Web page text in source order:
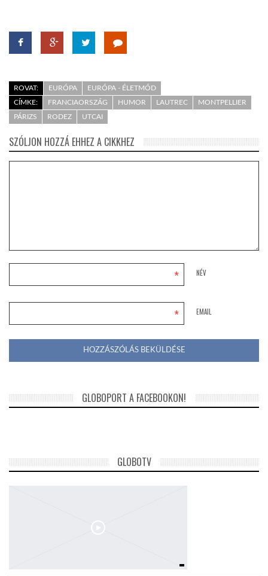
ROVAT: EURÓPA
EURÓPA - ÉLETMÓD
CÍMKE:
FRANCIAORSZÁG HUMOR LAUTREC
MONTPELLIER
PÁRIZS
RODEZ UTCAI
SZÓLJON HOZZÁ EHHEZ A CIKKHEZ
NÉV
*
EMAIL
*
GLOBOPORT A FACEBOOKON!
GLOBOTV